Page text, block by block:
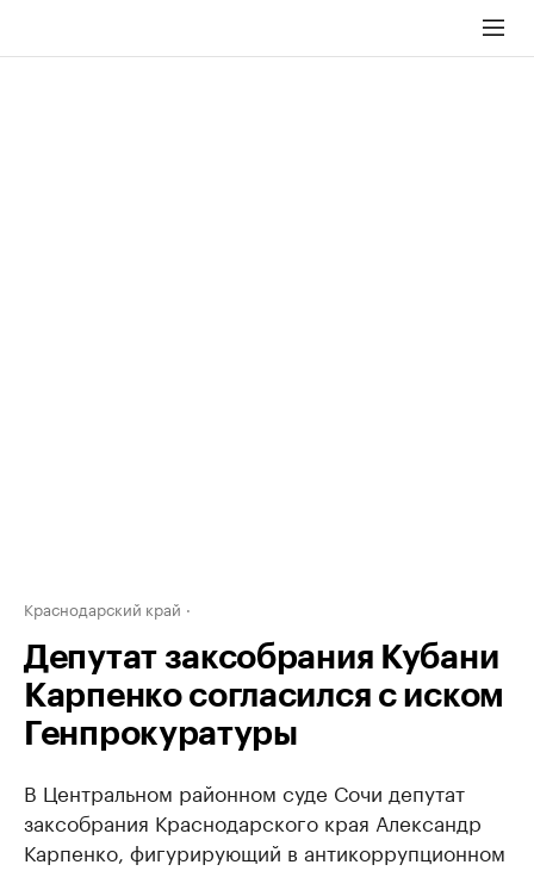
Краснодарский край
Депутат заксобрания Кубани
Карпенко согласился с иском
Генпрокуратуры
В Центральном районном суде Сочи депутат
заксобрания Краснодарского края Александр
Карпенко, фигурирующий в антикоррупционном